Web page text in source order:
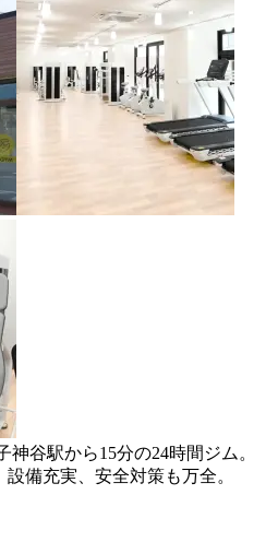
神谷駅から15分の24時間ジム。
備充実、安全対策も万全。